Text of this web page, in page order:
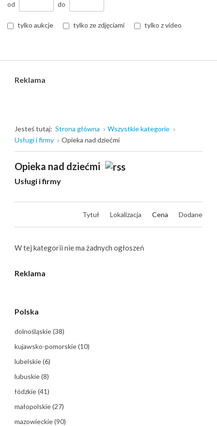
od do
tylko aukcje tylko ze zdjęciami tylko z video
Reklama
Jesteś tutaj: Strona główna
Wszystkie kategorie
Usługi i firmy
Opieka nad dziećmi
Opieka nad dziećmi
Usługi i firmy
Tytuł Lokalizacja Cena Dodane
W tej kategorii nie ma żadnych ogłoszeń
Reklama
Polska
dolnośląskie(38)
kujawsko-pomorskie(10)
lubelskie(6)
lubuskie(8)
łódzkie(41)
małopolskie(27)
mazowieckie(90)